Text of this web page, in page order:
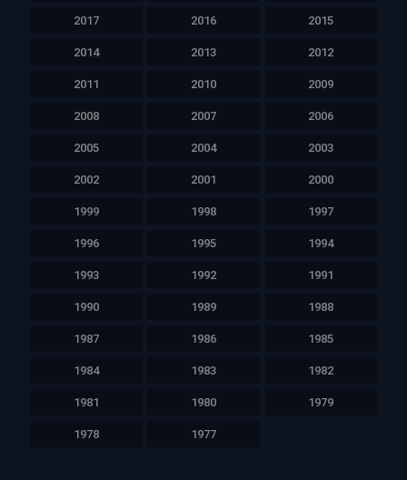
2017 2016 2015
2014 2013 2012
2011 2010 2009
2008 2007 2006
2005 2004 2003
2002 2001 2000
1999 1998 1997
1996 1995 1994
1993 1992 1991
1990 1989 1988
1987 1986 1985
1984 1983 1982
1981 1980 1979
1978 1977